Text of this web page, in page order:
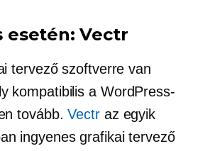
esetén: Vectr
tervező szoftverre van
kompatibilis a WordPress-
tovább.Vectraz egyik
ingyenes grafikai tervező